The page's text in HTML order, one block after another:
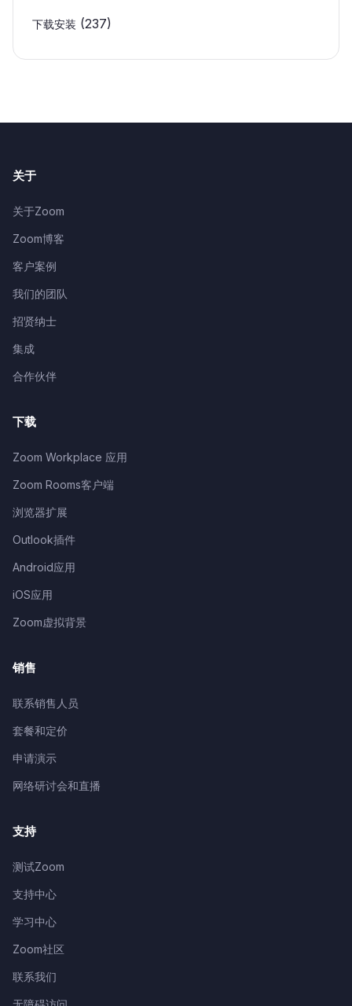
下载安装 (237)
关于
关于Zoom
Zoom博客
客户案例
我们的团队
招贤纳士
集成
合作伙伴
下载
Zoom Workplace 应用
Zoom Rooms客户端
浏览器扩展
Outlook插件
Android应用
iOS应用
Zoom虚拟背景
销售
联系销售人员
套餐和定价
申请演示
网络研讨会和直播
支持
测试Zoom
支持中心
学习中心
Zoom社区
联系我们